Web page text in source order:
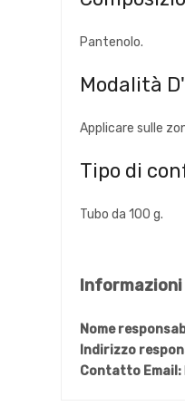
Pantenolo.
Modalità
Applicare sulle
Tipo di
Tubo da 100 g.
Nome
Indirizzo
Contatto Email: